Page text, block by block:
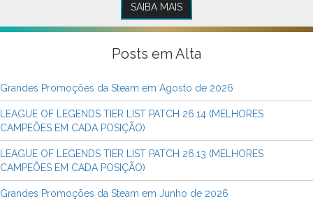
SAIBA MAIS
Posts em Alta
Grandes Promoções da Steam em Agosto de 2026
LEAGUE OF LEGENDS TIER LIST PATCH 26.14 (MELHORES
CAMPEÕES EM CADA POSIÇÃO)
LEAGUE OF LEGENDS TIER LIST PATCH 26.13 (MELHORES
CAMPEÕES EM CADA POSIÇÃO)
Grandes Promoções da Steam em Junho de 2026